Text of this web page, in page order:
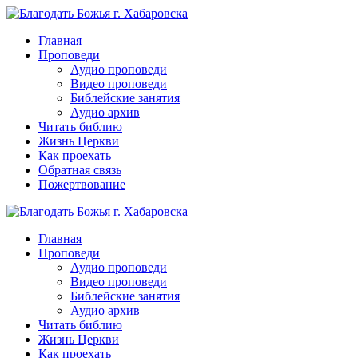
Перейти
контентуГлавная
Проповеди
Аудио проповеди
Видео проповеди
Библейские занятия
Аудио архив
Читать библию
Жизнь Церкви
Как проехать
Обратная связь
Пожертвование
Главная
Проповеди
Аудио проповеди
Видео проповеди
Библейские занятия
Аудио архив
Читать библию
Жизнь Церкви
Как проехать